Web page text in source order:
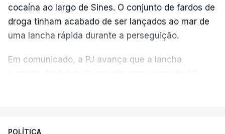
cocaína ao largo de Sines. O conjunto de fardos de
droga tinham acabado de ser lançados ao mar de
uma lancha rápida durante a perseguição.
Em comunicado, a PJ avança que a lancha
desencadeando uma ação de prevenção
POLÍTICA